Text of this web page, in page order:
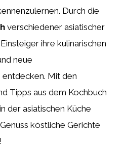
Durch die
verschiedener asiatischer
ihre kulinarischen
neue
Mit den
Tipps aus dem Kochbuch
der asiatischen Küche
köstliche Gerichte